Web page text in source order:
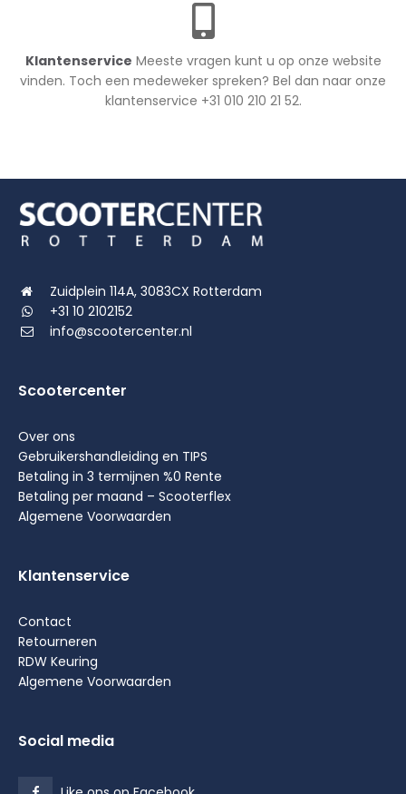
Klantenservice Meeste vragen kunt u op onze website
vinden. Toch een medeweker spreken? Bel dan naar onze
klantenservice +31 010 210 21 52.
Zuidplein 114A, 3083CX Rotterdam
+31 10 2102152
info@scootercenter.nl
Scootercenter
Over ons
Gebruikershandleiding en TIPS
Betaling in 3 termijnen %0 Rente
Betaling per maand – Scooterflex
Algemene Voorwaarden
Klantenservice
Contact
Retourneren
RDW Keuring
Algemene Voorwaarden
Social media